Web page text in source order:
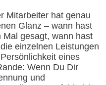
Mitarbeiter hat genau
Glanz – wann hast
gesagt, wann hast
einzelnen Leistungen
eines
Wenn Du Dir
und